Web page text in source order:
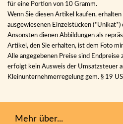
für eine Portion von 10 Gramm.
Wenn Sie diesen Artikel kaufen,
ausgewiesenen Einzelstücken (*Unikat*)
Ansonsten dienen Abbildungen als
Artikel, den Sie erhalten, ist dem Foto
Alle angegebenen Preise sind
erfolgt kein Ausweis der Umsatzsteuer
Kleinunternehmerregelung gem. § 19
Mehr über...